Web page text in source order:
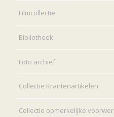
Filmcollectie
Bibliotheek
Foto archief
Collectie Krantenartikelen
Collectie opmerkelijke